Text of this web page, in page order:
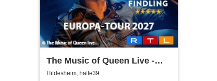
The Music of Queen Live -
Tour 2027
Hildesheim, halle39